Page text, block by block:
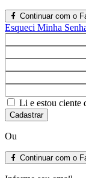
Continuar com o
Esqueci Minha
Li e estou ciente
Cadastrar
Ou
Continuar com o